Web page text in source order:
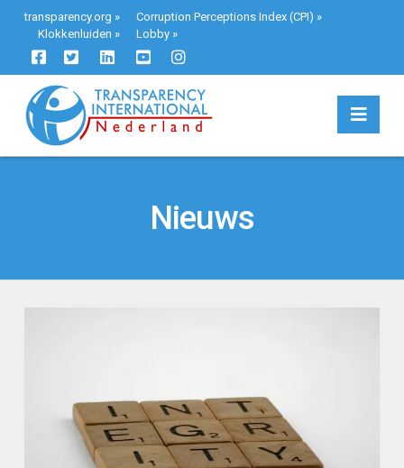
transparency.org » Corruption Perceptions Index (CPI) »
Klokkenluiden » Lobby»
Nieuws